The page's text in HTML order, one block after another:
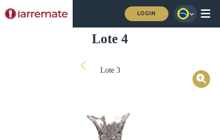
LOGIN
Lote 4
Lote 3